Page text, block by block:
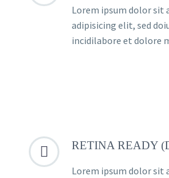
Lorem ipsum dolor sit
adipisicing elit, sed
incidilabore et dolore

 RETINA READY
Lorem ipsum dolor sit